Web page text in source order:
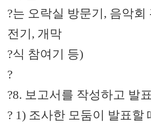
?는 오락실 방문기, 음악
전기, 개막
?식 참여기 등)
?
?8. 보고서를 작성하고 발
? 1) 조사한 모둠이 발표